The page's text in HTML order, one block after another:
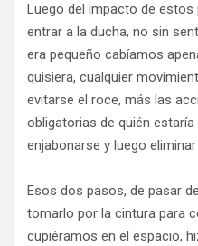
Luego del impacto de
entrar a la ducha, no sin
era pequeño cabíamos
quisiera, cualquier
evitarse el roce, más las
obligatorias de quién
enjabonarse y luego
Esos dos pasos, de pasar
tomarlo por la cintura para
cupiéramos en el espacio,